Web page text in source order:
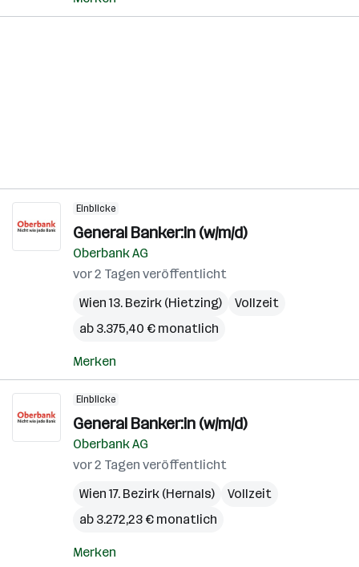
Einblicke
General Banker:in (w/m/d)
Oberbank AG
vor 2 Tagen veröffentlicht
Wien 13. Bezirk (Hietzing)
Vollzeit
ab 3.375,40 € monatlich
Merken
Einblicke
General Banker:in (w/m/d)
Oberbank AG
vor 2 Tagen veröffentlicht
Wien 17. Bezirk (Hernals)
Vollzeit
ab 3.272,23 € monatlich
Merken